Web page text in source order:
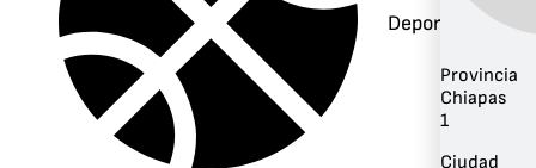
Deportes
Provincia
Chiapas
1
Ciudad